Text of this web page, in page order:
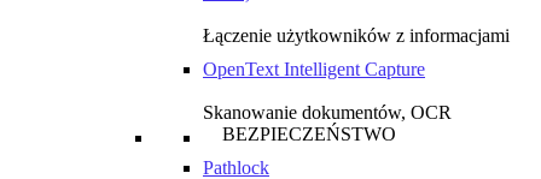
Łączenie użytkowników z informacjami
OpenText Intelligent Capture
Skanowanie dokumentów, OCR
BEZPIECZEŃSTWO
Pathlock